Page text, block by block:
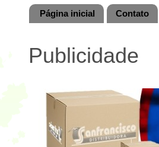
Página inicial Contato
Publicidade